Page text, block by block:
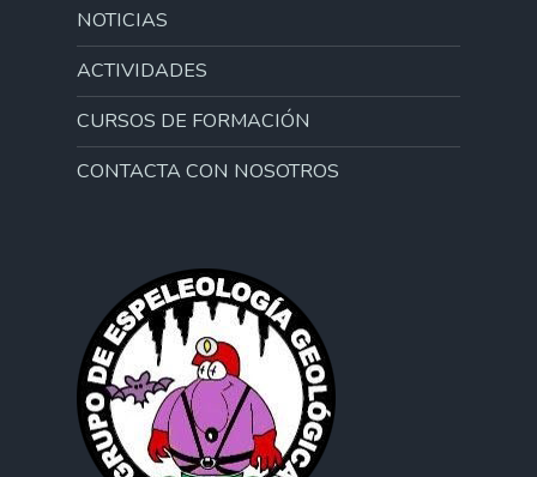
NOTICIAS
ACTIVIDADES
CURSOS DE FORMACIÓN
CONTACTA CON NOSOTROS